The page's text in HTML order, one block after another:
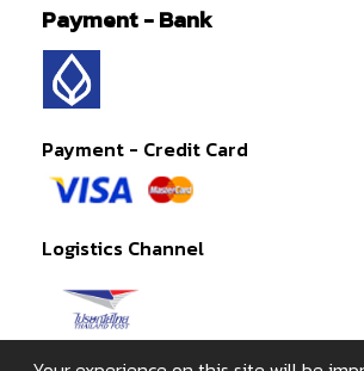
Payment - Bank
Payment - Credit Card
Logistics Channel